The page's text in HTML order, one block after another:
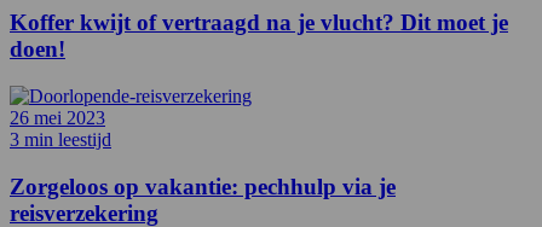
Koffer kwijt of vertraagd na je vlucht? Dit moet je
doen!
26 mei 2023
3 min leestijd
Zorgeloos op vakantie: pechhulp via je
reisverzekering